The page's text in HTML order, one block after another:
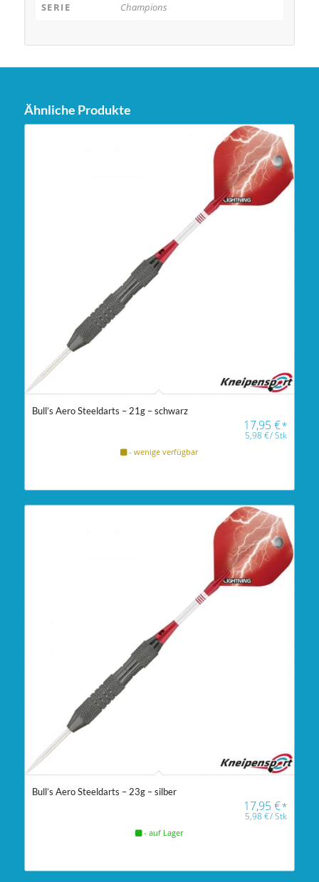
SERIE
Champions
Ähnliche Produkte
Bull’s Aero Steeldarts – 21g – schwarz
17,95€*
5,98€/Stk
- wenige verfügbar
Bull’s Aero Steeldarts – 23g – silber
17,95€*
5,98€/Stk
- auf Lager